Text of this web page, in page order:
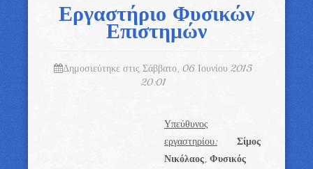
Εργαστήριο Φυσικών
Επιστημών
Δημοσιεύτηκε στις Σάββατο, 06 Ιουνίου 2015
20:01
Υπεύθυνος
εργαστηρίου:
Σίμος
Νικόλαος, Φυσικός